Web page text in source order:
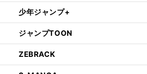
少年ジャンプ+
ジャンプTOON
ZEBRACK